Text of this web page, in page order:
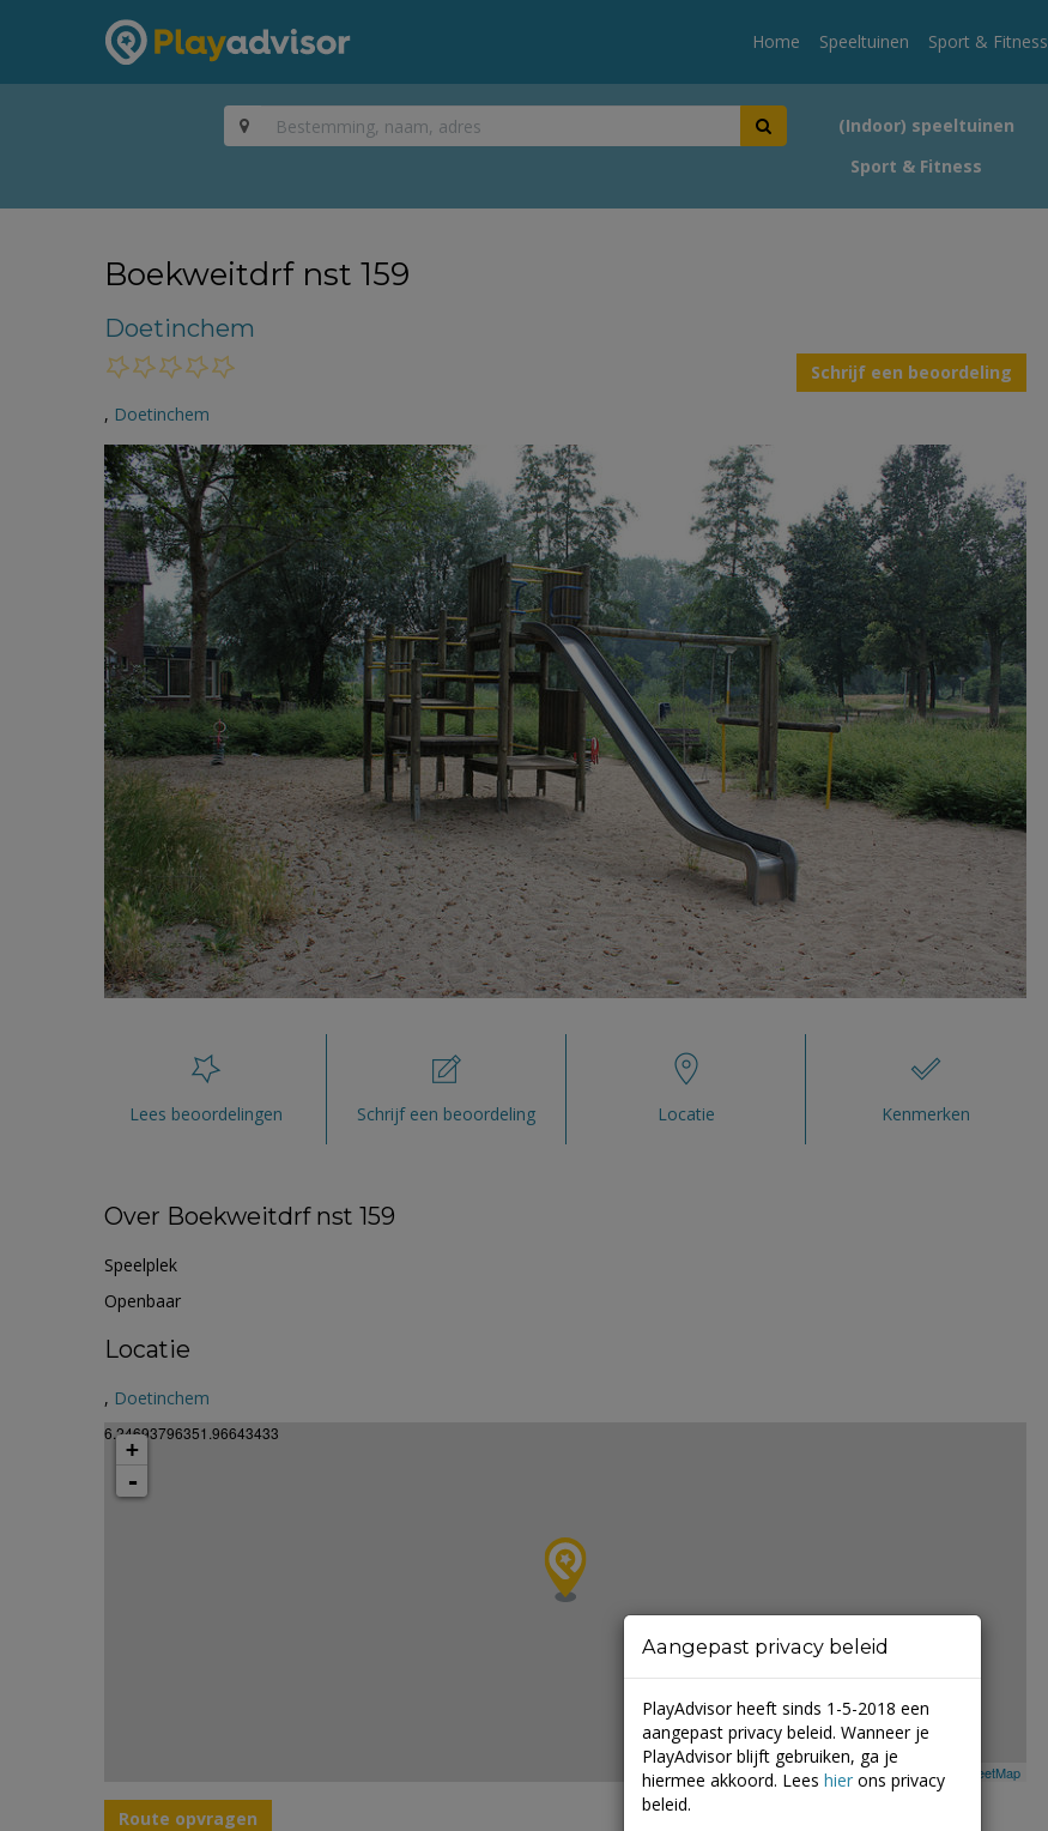
Home Speeltuinen Sport & Fitness
(Indoor) speeltuinen
Sport & Fitness
Boekweitdrf nst 159
Doetinchem
Schrijf een beoordeling
, Doetinchem
Lees beoordelingen Schrijf een beoordeling Locatie Kenmerken
Over Boekweitdrf nst 159
Speelplek
Openbaar
Locatie
, Doetinchem
6.24693796351.96643433
+
-
Leaflet | ©Mapbox OpenStreetMap
Route opvragen
Aangepast privacy beleid
PlayAdvisor heeft sinds 1-5-2018 een
aangepast privacy beleid. Wanneer je
PlayAdvisor blijft gebruiken, ga je
hiermee akkoord. Lees hier ons privacy
beleid.